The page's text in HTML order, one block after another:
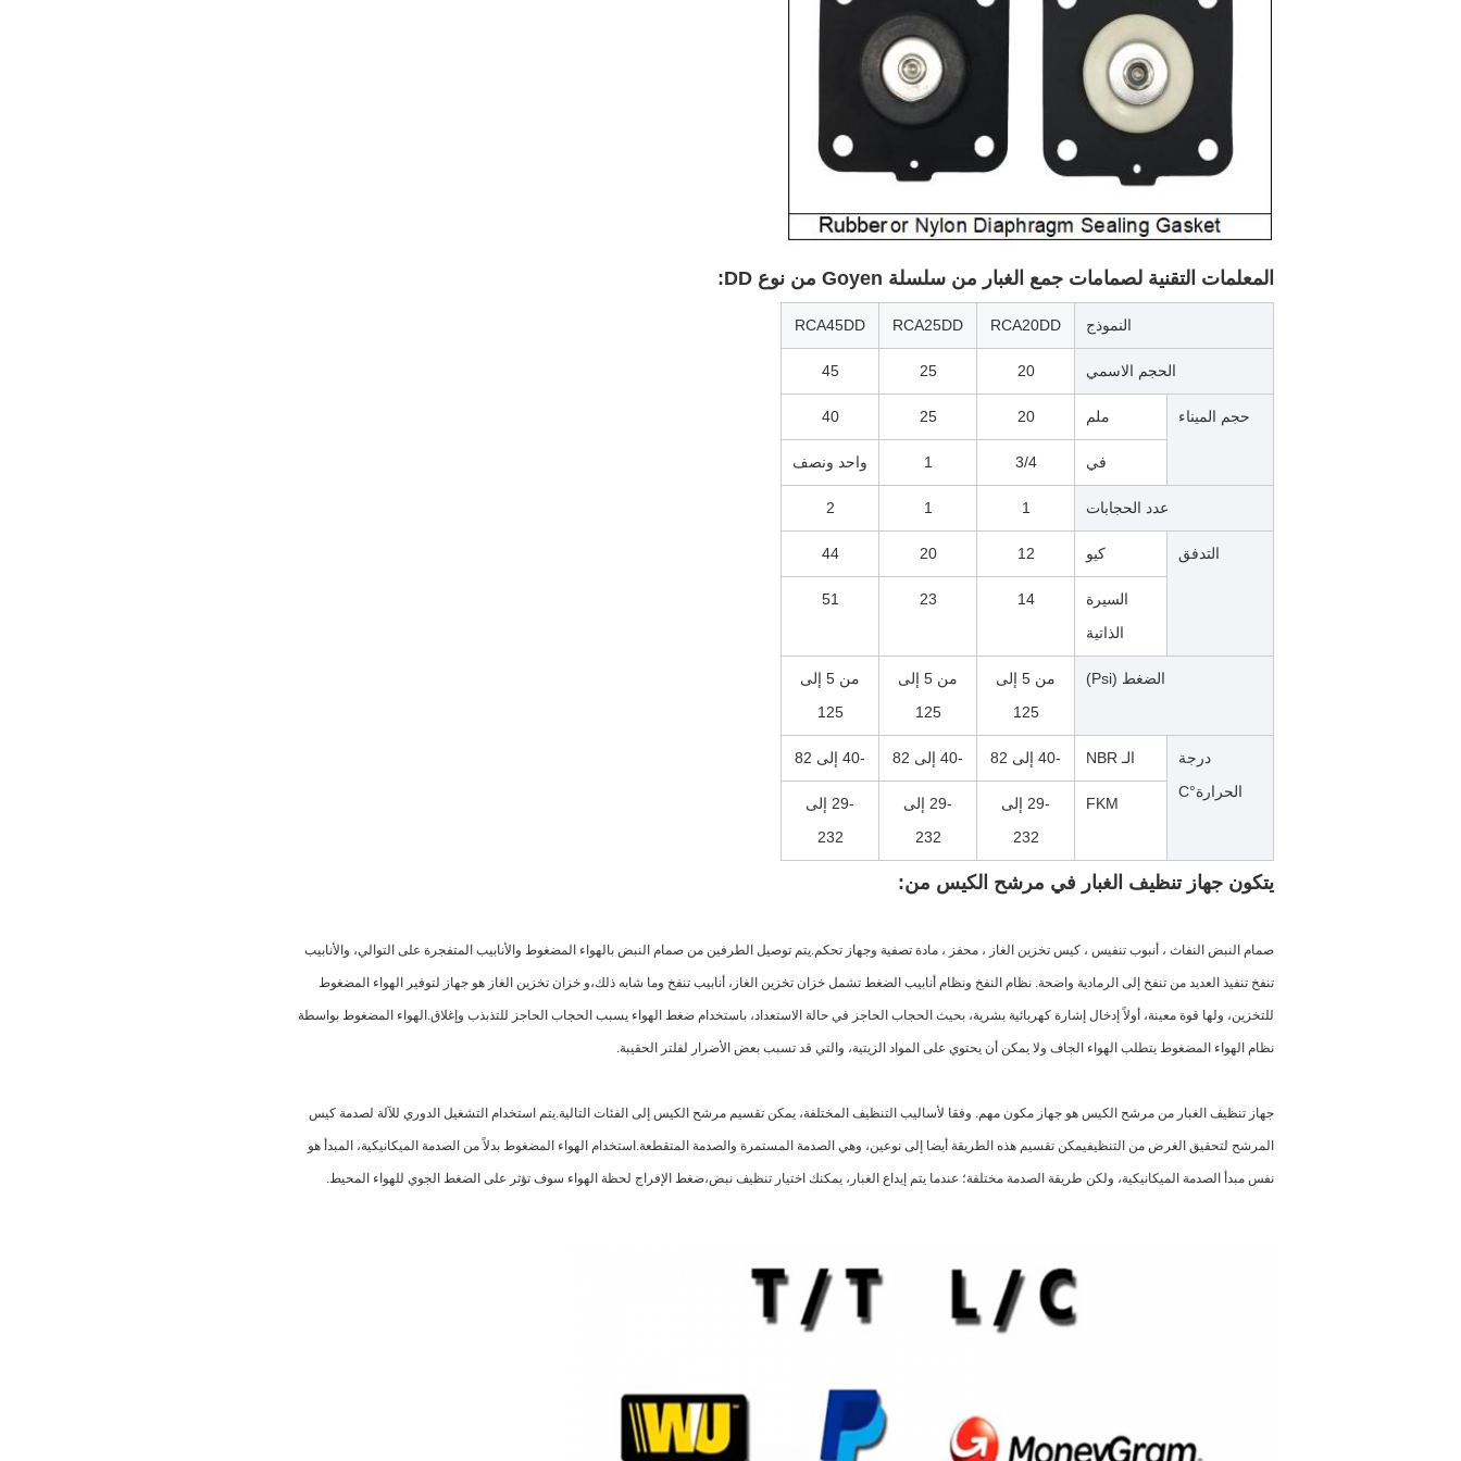
المعلمات التقنية لصمامات جمع الغبار من سلسلة Goyen من نوع DD:
النموذج RCA20DD
RCA25DD
RCA45DD
الحجم الاسمي 20
25
45
حجم الميناء ملم 20
25
40
في 3/4
1 واحد ونصف
عدد الحجابات 1
1
2
التدفق كيو 12
20
44
السيرة
الذاتية
14
23
51
الضغط (Psi)
من 5 إلى
125
من 5 إلى
125
من 5 إلى
125
درجة
الحرارة°C
الـ NBR -40 إلى 82 -40 إلى 82 -40 إلى 82
FKM
-29 إلى
232
-29 إلى
232
-29 إلى
232
يتكون جهاز تنظيف الغبار في مرشح الكيس من:
صمام النبض النفاث ، أنبوب تنفيس ، كيس تخزين الغاز ، محفز ، مادة تصفية وجهاز تحكم.يتم توصيل الطرفين من صمام النبض بالهواء المضغوط والأنابيب المتفجرة على التوالي، والأنابيب
تنفخ تنفيذ العديد من تنفخ إلى الرمادية واضحة. نظام النفخ ونظام أنابيب الضغط تشمل خزان تخزين الغاز، أنابيب تنفخ وما شابه ذلك،و خزان تخزين الغاز هو جهاز لتوفير الهواء المضغوط
للتخزين، ولها قوة معينة، أولاً إدخال إشارة كهربائية بشرية، بحيث الحجاب الحاجز في حالة الاستعداد، باستخدام ضغط الهواء يسبب الحجاب الحاجز للتذبذب وإغلاق.الهواء المضغوط بواسطة
نظام الهواء المضغوط يتطلب الهواء الجاف ولا يمكن أن يحتوي على المواد الزيتية، والتي قد تسبب بعض الأضرار لفلتر الحقيبة.
جهاز تنظيف الغبار من مرشح الكيس هو جهاز مكون مهم. وفقا لأساليب التنظيف المختلفة، يمكن تقسيم مرشح الكيس إلى الفئات التالية.يتم استخدام التشغيل الدوري للآلة لصدمة كيس
المرشح لتحقيق الغرض من التنظيفيمكن تقسيم هذه الطريقة أيضا إلى نوعين، وهي الصدمة المستمرة والصدمة المتقطعة.استخدام الهواء المضغوط بدلاً من الصدمة الميكانيكية، المبدأ هو
نفس مبدأ الصدمة الميكانيكية، ولكن طريقة الصدمة مختلفة؛ عندما يتم إيداع الغبار، يمكنك اختيار تنظيف نبض،ضغط الإفراج لحظة الهواء سوف تؤثر على الضغط الجوي للهواء المحيط.